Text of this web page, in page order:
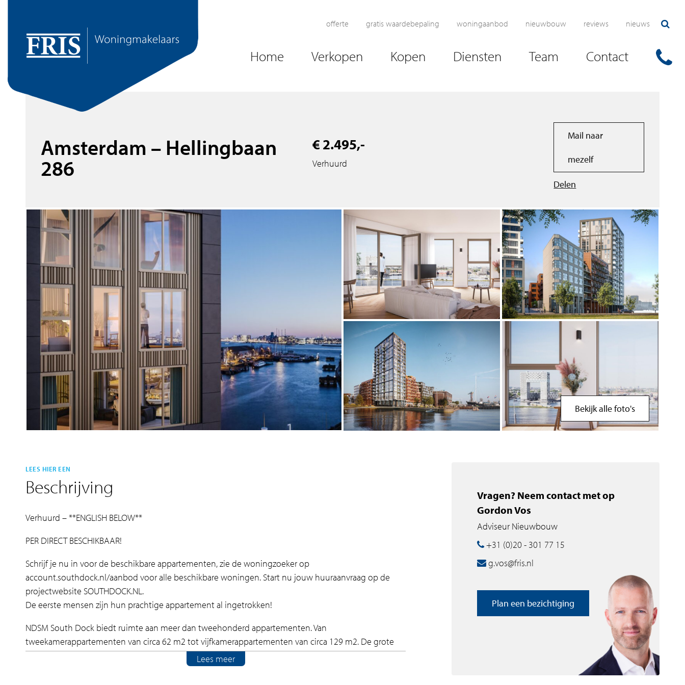
offerte gratis waardebepaling woningaanbod nieuwbouw reviews nieuws
Home Verkopen Kopen Diensten Team Contact
Amsterdam – Hellingbaan
286
€ 2.495,-
Verhuurd
Mail naar
mezelf
Delen
Bekijk alle foto's
LEES HIER EEN
Beschrijving
Verhuurd – **ENGLISH BELOW**
PER DIRECT BESCHIKBAAR!
Schrijf je nu in voor de beschikbare appartementen, zie de woningzoeker op
account.southdock.nl/aanbod voor alle beschikbare woningen. Start nu jouw huuraanvraag op de
projectwebsite SOUTHDOCK.NL.
De eerste mensen zijn hun prachtige appartement al ingetrokken!
NDSM South Dock biedt ruimte aan meer dan tweehonderd appartementen. Van
tweekamerappartementen van circa 62 m2 tot vijfkamerappartementen van circa 129 m2. De grote
raampartijen halen het daglicht naar binnen, de buitenruimtes – een terras of balkon – geven een
gevoel van ruimte. De appartementen zijn slim ingedeeld, waardoor de beschikbare ruimte optimaal
Lees meer
Vragen? Neem contact met op
Gordon Vos
Adviseur Nieuwbouw
+31 (0)20 - 301 77 15
g.vos@fris.nl
Plan een bezichtiging